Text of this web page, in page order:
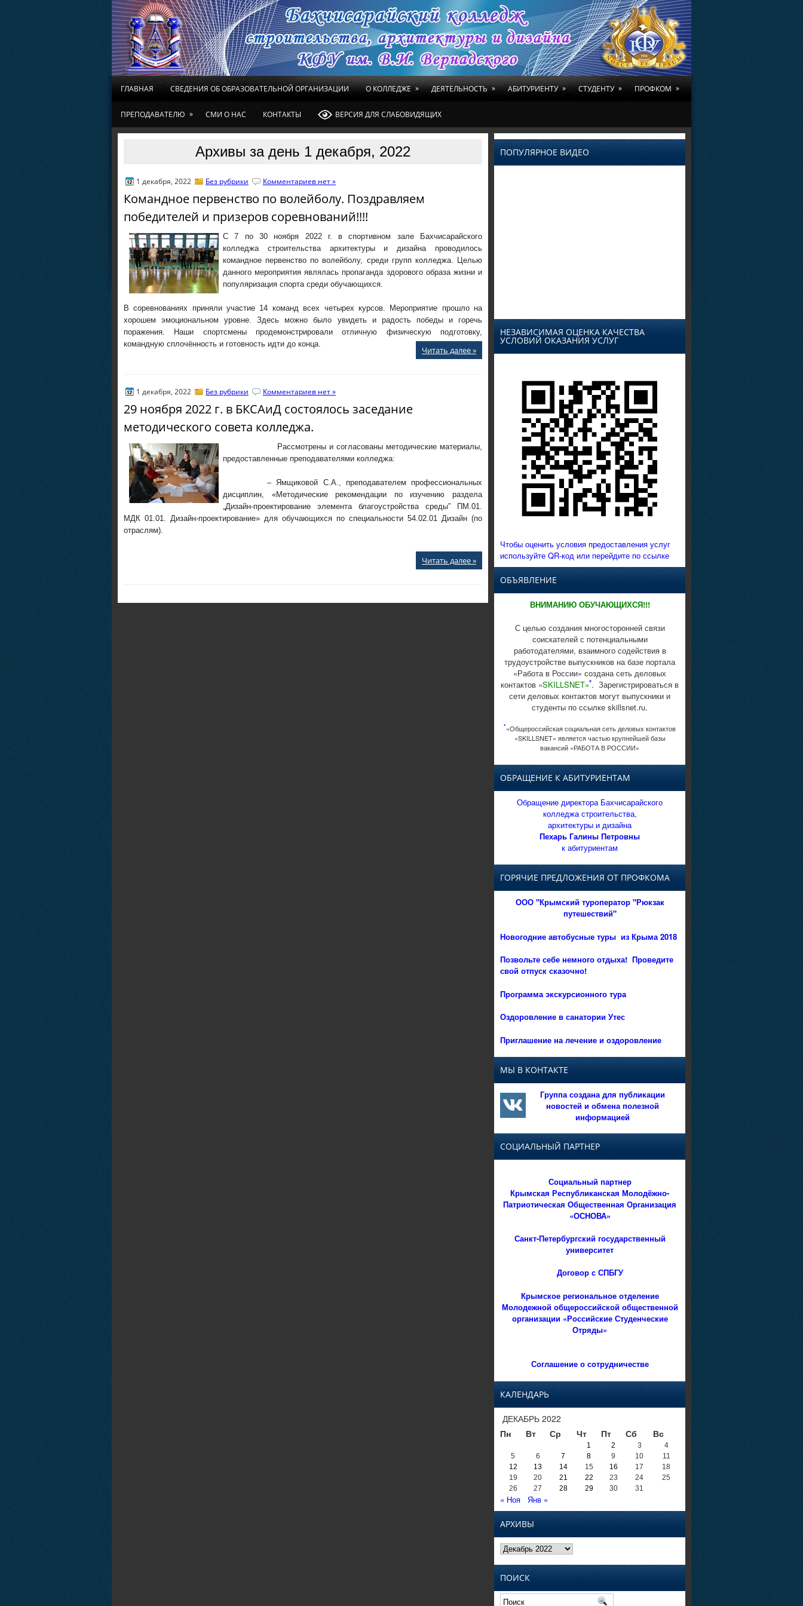
ГЛАВНАЯ СВЕДЕНИЯ ОБ ОБРАЗОВАТЕЛЬНОЙ ОРГАНИЗАЦИИ О КОЛЛЕДЖЕ » ДЕЯТЕЛЬНОСТЬ » АБИТУРИЕНТУ » СТУДЕНТУ » ПРОФКОМ »
ПРЕПОДАВАТЕЛЮ » СМИ О НАС КОНТАКТЫ ВЕРСИЯ ДЛЯ СЛАБОВИДЯЩИХ
Архивы за день 1 декабря, 2022
1 декабря, 2022 Без рубрики Комментариев нет »
Командное первенство по волейболу. Поздравляем
победителей и призеров соревнований!!!!
С 7 по 30 ноября 2022 г. в спортивном зале Бахчисарайского
колледжа строительства архитектуры и дизайна проводилось
командное первенство по волейболу, среди групп колледжа. Целью
данного мероприятия являлась пропаганда здорового образа жизни и
популяризация спорта среди обучающихся.
В соревнованиях приняли участие 14 команд всех четырех курсов. Мероприятие прошло на
хорошем эмоциональном уровне. Здесь можно было увидеть и радость победы и горечь
поражения. Наши спортсмены продемонстрировали отличную физическую подготовку,
командную сплочённость и готовность идти до конца.
Читать далее »
1 декабря, 2022 Без рубрики Комментариев нет »
29 ноября 2022 г. в БКСАиД состоялось заседание
методического совета колледжа.
Рассмотрены и согласованы методические материалы,
предоставленные преподавателями колледжа:
– Ямщиковой С.А., преподавателем профессиональных
дисциплин, «Методические рекомендации по изучению раздела
„Дизайн-проектирование элемента благоустройства среды” ПМ.01.
МДК 01.01. Дизайн-проектирование» для обучающихся по специальности 54.02.01 Дизайн (по
отраслям).
Читать далее »
ПОПУЛЯРНОЕ ВИДЕО
НЕЗАВИСИМАЯ ОЦЕНКА КАЧЕСТВА
УСЛОВИЙ ОКАЗАНИЯ УСЛУГ
Чтобы оценить условия предоставления услуг
используйте QR-код или перейдите по ссылке
ОБЪЯВЛЕНИЕ
ВНИМАНИЮ ОБУЧАЮЩИХСЯ!!!
С целью создания многосторонней связи
соискателей с потенциальными
работодателями, взаимного содействия в
трудоустройстве выпускников на базе портала
«Работа в России» создана сеть деловых
контактов «SKILLSNET»*. Зарегистрироваться в
сети деловых контактов могут выпускники и
студенты по ссылке skillsnet.ru.
*«Общероссийская социальная сеть деловых контактов
«SKILLSNET» является частью крупнейшей базы
вакансий «РАБОТА В РОССИИ»
ОБРАЩЕНИЕ К АБИТУРИЕНТАМ
Обращение директора Бахчисарайского
колледжа строительства,
архитектуры и дизайна
Пехарь Галины Петровны
к абитуриентам
ГОРЯЧИЕ ПРЕДЛОЖЕНИЯ ОТ ПРОФКОМА
ООО "Крымский туроператор "Рюкзак
путешествий"
Новогодние автобусные туры из Крыма 2018
Позвольте себе немного отдыха! Проведите
свой отпуск сказочно!
Программа экскурсионного тура
Оздоровление в санатории Утес
Приглашение на лечение и оздоровление
МЫ В КОНТАКТЕ
Группа создана для публикации
новостей и обмена полезной
информацией
СОЦИАЛЬНЫЙ ПАРТНЕР
Социальный партнер
Крымская Республиканская Молодёжно-
Патриотическая Общественная Организация
«ОСНОВА»
Санкт-Петербургский государственный
университет
Договор с СПБГУ
Крымское региональное отделение
Молодежной общероссийской общественной
организации «Российские Студенческие
Отряды»
Соглашение о сотрудничестве
КАЛЕНДАРЬ
ДЕКАБРЬ 2022
Пн
Вт Ср Чт Пт Сб Вс
1 2 3
4
5
6 7 8 9 10
11
12
13 14 15 16 17
18
19
20 21 22 23 24
25
26
27 28 29 30 31
« Ноя Янв »
АРХИВЫ
Архивы
ПОИСК